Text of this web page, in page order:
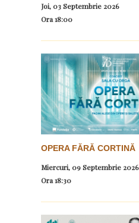
Joi, 03 Septembrie 2026
Ora18:00
OPERA FĂRĂ CORTINĂ
Miercuri, 09 Septembrie 2026
Ora18:30